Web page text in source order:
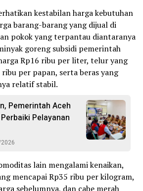
kestabilan harga kebutuhan
barang-barang yang dijual di
pokok yang terpantau diantaranya
goreng subsidi pemerintah
Rp16 ribu per liter, telur yang
per papan, serta beras yang
relatif stabil.
Pemerintah Aceh
Pelayanan
lain mengalami kenaikan,
mencapai Rp35 ribu per kilogram,
sebelumnya, dan cabe merah